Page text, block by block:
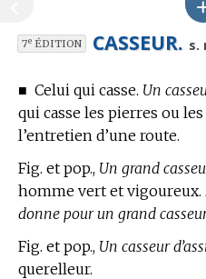
7eÉDITION CASSEUR. s.
■ Celui qui casse. Un
qui casse les pierres ou
l’entretien d’une route.
Fig. et pop., Un grand
homme vert et vigoureux.
donne pour un grand
Fig. et pop., Un casseur
querelleur.